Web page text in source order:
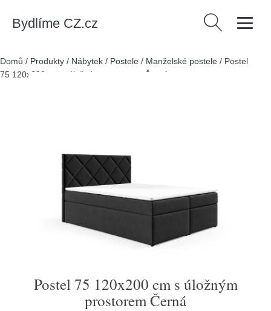
Bydlíme CZ.cz Vyhledávání
Domů / Produkty / Nábytek / Postele / Manželské postele / Postel
75 120x200 cm s úložným prostorem Černá
Postel 75 120x200 cm s úložným
prostorem Černá